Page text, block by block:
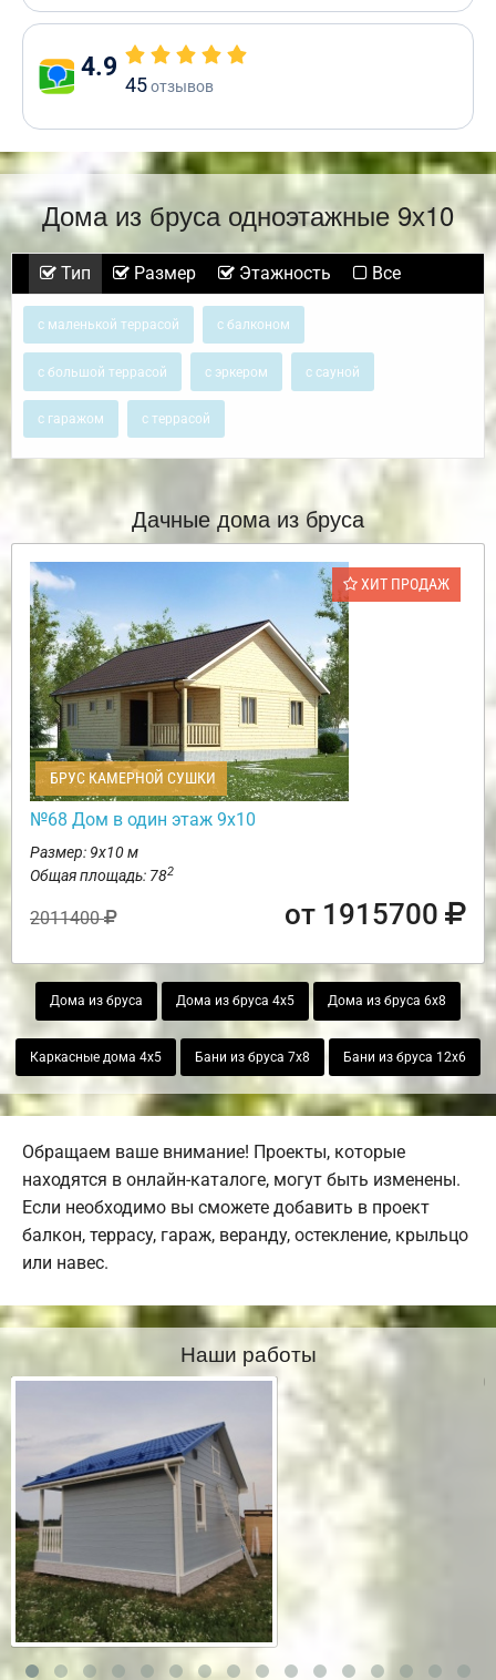
4.9
45отзывов
Дома из бруса одноэтажные 9х10
Тип Размер Этажность Все
с маленькой террасой с балконом
с большой террасой с эркером с сауной
с гаражом с террасой
Дачные дома из бруса
ХИТ ПРОДАЖ
БРУС КАМЕРНОЙ СУШКИ
№68 Дом в один этаж 9х10
Размер: 9х10 м
Общая площадь: 782
2011400 от 1915700
Дома из бруса Дома из бруса 4х5 Дома из бруса 6х8
Каркасные дома 4х5 Бани из бруса 7х8 Бани из бруса 12х6
Обращаем ваше внимание! Проекты, которые
находятся в онлайн-каталоге, могут быть изменены.
Если необходимо вы сможете добавить в проект
балкон, террасу, гараж, веранду, остекление, крыльцо
или навес.
Наши работы